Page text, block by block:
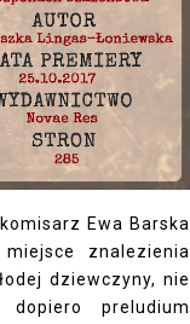
Ewa Barska
znalezienia
dziewczyny, nie
preludium